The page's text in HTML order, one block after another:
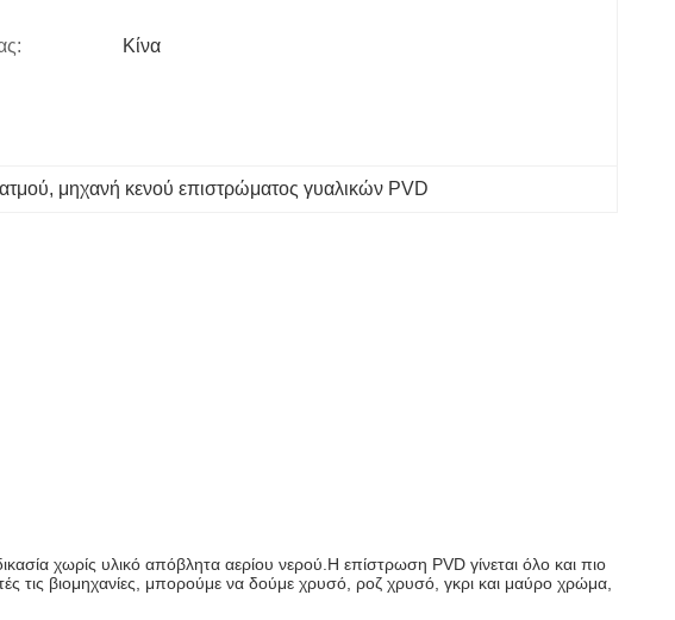
Κίνα
, μηχανή κενού επιστρώματος γυαλικών PVD
χωρίς υλικό απόβλητα αερίου νερού.Η επίστρωση PVD γίνεται όλο και πιο
τις βιομηχανίες, μπορούμε να δούμε χρυσό, ροζ χρυσό, γκρι και μαύρο χρώμα,